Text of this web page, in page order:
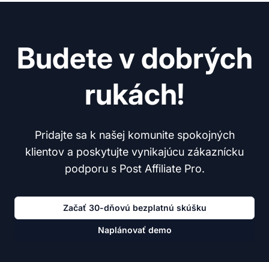
Budete v dobrých
rukách!
Pridajte sa k našej komunite spokojných
klientov a poskytujte vynikajúcu zákaznícku
podporu s Post Affiliate Pro.
Začať 30-dňovú bezplatnú skúšku
Naplánovať demo